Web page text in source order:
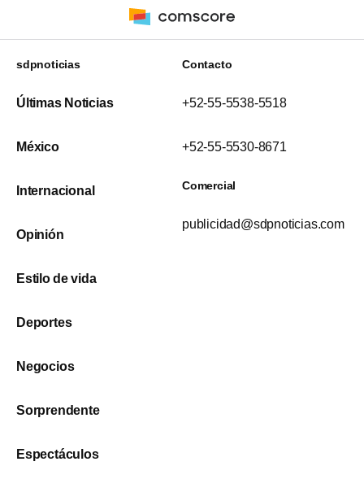
sdpnoticias
Últimas Noticias
México
Internacional
Opinión
Estilo de vida
Deportes
Negocios
Sorprendente
Espectáculos
Contacto
+52-55-5538-5518
+52-55-5530-8671
Comercial
publicidad@sdpnoticias.com